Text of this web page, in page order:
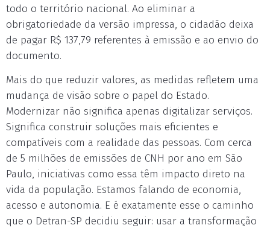
todo o território nacional. Ao eliminar a
obrigatoriedade da versão impressa, o cidadão deixa
de pagar R$ 137,79 referentes à emissão e ao envio do
documento.
Mais do que reduzir valores, as medidas refletem uma
mudança de visão sobre o papel do Estado.
Modernizar não significa apenas digitalizar serviços.
Significa construir soluções mais eficientes e
compatíveis com a realidade das pessoas. Com cerca
de 5 milhões de emissões de CNH por ano em São
Paulo, iniciativas como essa têm impacto direto na
vida da população. Estamos falando de economia,
acesso e autonomia. E é exatamente esse o caminho
que o Detran-SP decidiu seguir: usar a transformação